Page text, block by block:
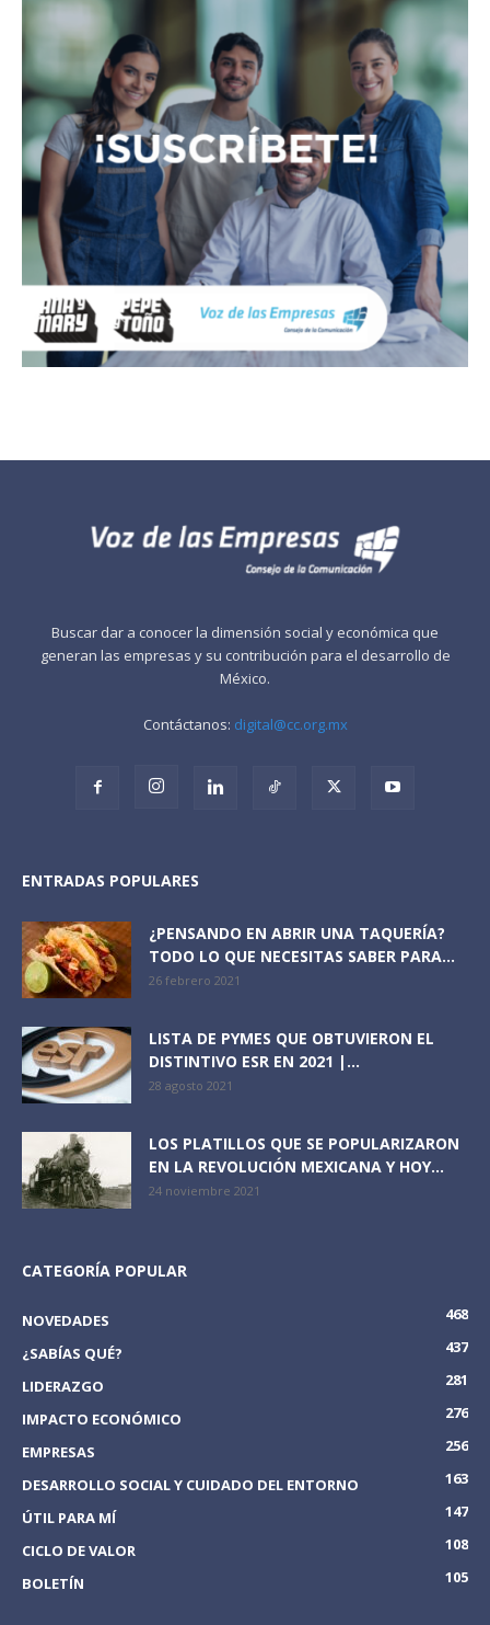
Buscar dar a conocer la dimensión social y económica que
generan las empresas y su contribución para el desarrollo de
México.
Contáctanos: digital@cc.org.mx
ENTRADAS POPULARES
¿PENSANDO EN ABRIR UNA TAQUERÍA?
TODO LO QUE NECESITAS SABER PARA...
26 febrero 2021
LISTA DE PYMES QUE OBTUVIERON EL
DISTINTIVO ESR EN 2021 |...
28 agosto 2021
LOS PLATILLOS QUE SE POPULARIZARON
EN LA REVOLUCIÓN MEXICANA Y HOY...
24 noviembre 2021
CATEGORÍA POPULAR
NOVEDADES
468
¿SABÍAS QUÉ?
437
LIDERAZGO
281
IMPACTO ECONÓMICO
276
EMPRESAS
256
DESARROLLO SOCIAL Y CUIDADO DEL ENTORNO
163
ÚTIL PARA MÍ
147
CICLO DE VALOR
108
BOLETÍN
105